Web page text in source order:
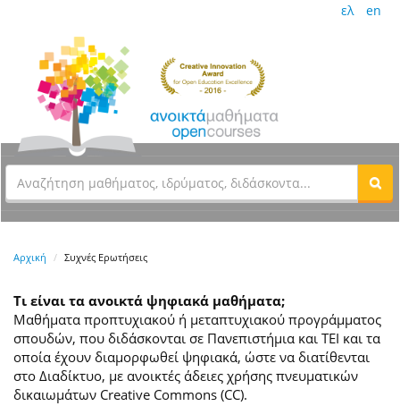
ελ en
Αρχική Συχνές Ερωτήσεις
Τι είναι τα ανοικτά ψηφιακά μαθήματα;
Μαθήματα προπτυχιακού ή μεταπτυχιακού προγράμματος
σπουδών, που διδάσκονται σε Πανεπιστήμια και ΤΕΙ και τα
οποία έχουν διαμορφωθεί ψηφιακά, ώστε να διατίθενται
στο Διαδίκτυο, με ανοικτές άδειες χρήσης πνευματικών
δικαιωμάτων Creative Commons (CC).